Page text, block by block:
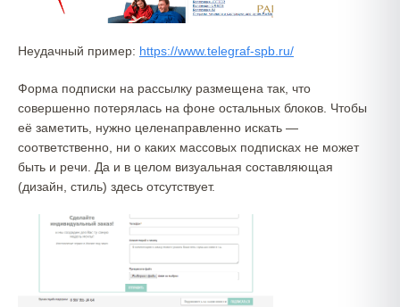
Неудачный пример: https://www.telegraf-spb.ru/
Форма подписки на рассылку размещена так, что
совершенно потерялась на фоне остальных блоков. Чтобы
её заметить, нужно целенаправленно искать —
соответственно, ни о каких массовых подписках не может
быть и речи. Да и в целом визуальная составляющая
(дизайн, стиль) здесь отсутствует.